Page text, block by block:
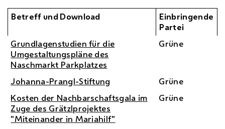
Betreff und Download
Einbringende
Partei
Grundlagenstudien für die
Umgestaltungspläne des
Naschmarkt Parkplatzes
Grüne
Johanna-Prangl-Stiftung
Grüne
Kosten der Nachbarschaftsgala im
Zuge des Grätzlprojektes
"Miteinander in Mariahilf"
Grüne